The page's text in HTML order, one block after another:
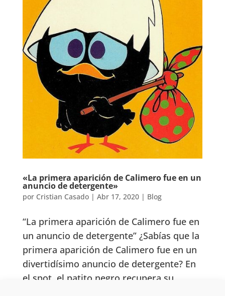
«La primera aparición de Calimero fue en un
anuncio de detergente»
por Cristian Casado| Abr 17, 2020| Blog
“La primera aparición de Calimero fue en
un anuncio de detergente” ¿Sabías que la
primera aparición de Calimero fue en un
divertidísimo anuncio de detergente? En
el spot, el patito negro recupera su